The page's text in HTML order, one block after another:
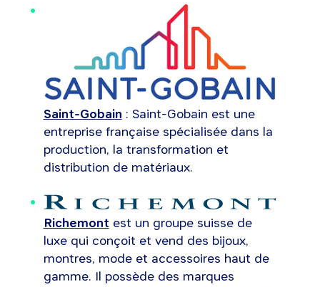
Saint-Gobain : Saint-Gobain est une
entreprise française spécialisée dans la
production, la transformation et
distribution de matériaux.
Richemont est un groupe suisse de
luxe qui conçoit et vend des bijoux,
montres, mode et accessoires haut de
gamme. Il possède des marques